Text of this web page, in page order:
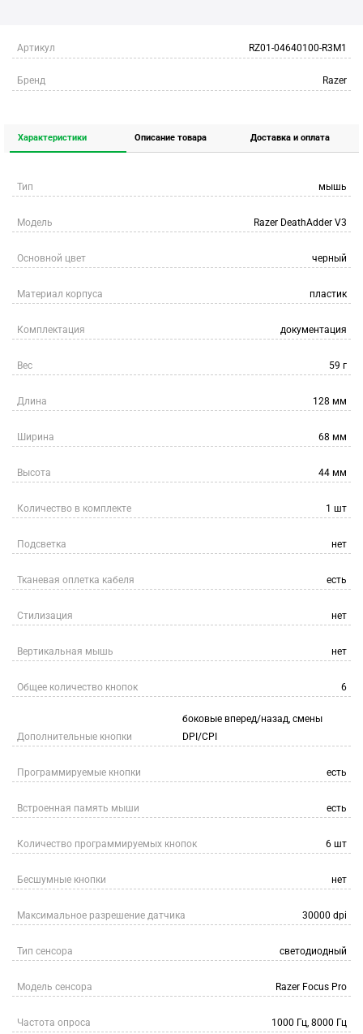
Артикул RZ01-04640100-R3M1
Бренд Razer
Характеристики Описание товара Доставка и оплата
Тип мышь
Модель Razer DeathAdder V3
Основной цвет черный
Материал корпуса пластик
Комплектация документация
Вес 59 г
Длина 128 мм
Ширина 68 мм
Высота 44 мм
Количество в комплекте 1 шт
Подсветка нет
Тканевая оплетка кабеля есть
Стилизация нет
Вертикальная мышь нет
Общее количество кнопок 6
Дополнительные кнопки
боковые вперед/назад, смены
DPI/CPI
Программируемые кнопки есть
Встроенная память мыши есть
Количество программируемых кнопок 6 шт
Бесшумные кнопки нет
Максимальное разрешение датчика 30000 dpi
Тип сенсора светодиодный
Модель сенсора Razer Focus Pro
Частота опроса 1000 Гц, 8000 Гц